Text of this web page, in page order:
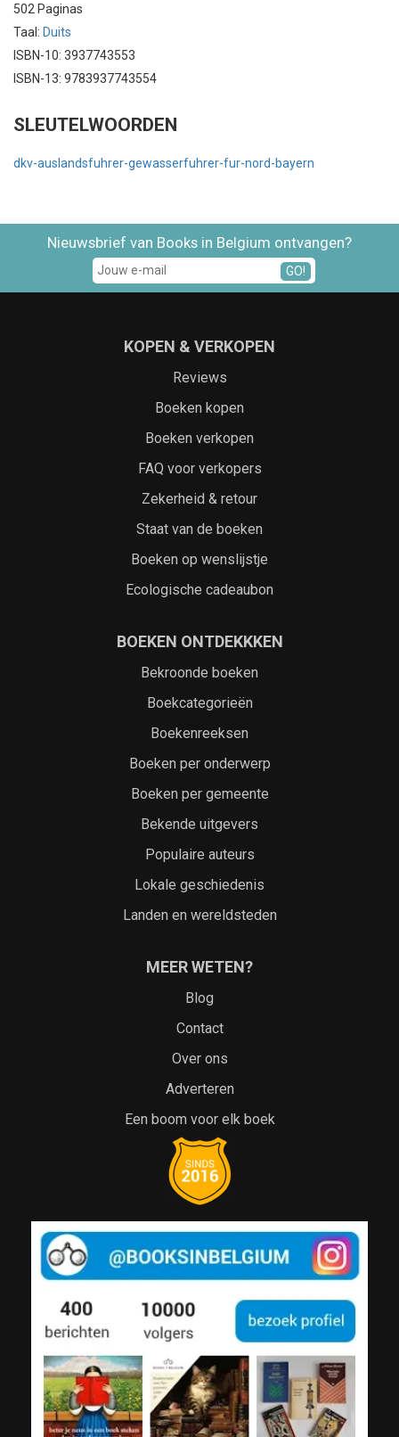
502 Paginas
Taal: Duits
ISBN-10: 3937743553
ISBN-13: 9783937743554
SLEUTELWOORDEN
dkv-auslandsfuhrer-gewasserfuhrer-fur-nord-bayern
Nieuwsbrief van Books in Belgium ontvangen?
GO!
KOPEN & VERKOPEN
Reviews
Boeken kopen
Boeken verkopen
FAQ voor verkopers
Zekerheid & retour
Staat van de boeken
Boeken op wenslijstje
Ecologische cadeaubon
BOEKEN ONTDEKKKEN
Bekroonde boeken
Boekcategorieën
Boekenreeksen
Boeken per onderwerp
Boeken per gemeente
Bekende uitgevers
Populaire auteurs
Lokale geschiedenis
Landen en wereldsteden
MEER WETEN?
Blog
Contact
Over ons
Adverteren
Een boom voor elk boek